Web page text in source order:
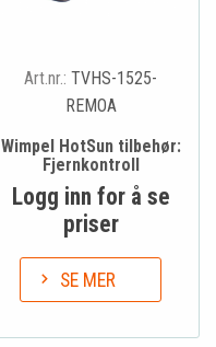
Art.nr.: TVHS-1525-
REMOA
Wimpel HotSun tilbehør:
Fjernkontroll
Logg inn for å se
priser
SE MER